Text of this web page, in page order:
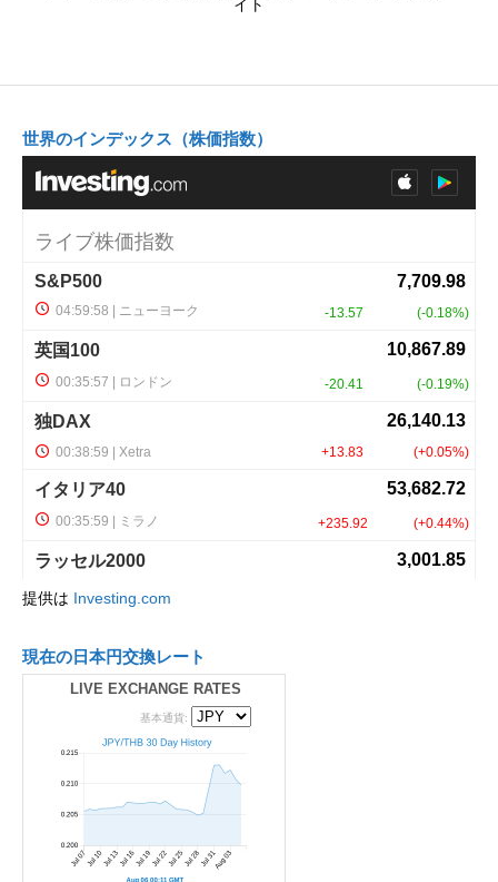
イト
世界のインデックス（株価指数）
提供は Investing.com
現在の日本円交換レート
LIVE EXCHANGE RATES